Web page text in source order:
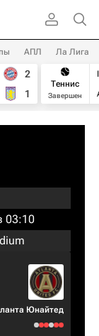
АПЛ Ла Лига
2
1
Теннис
Завершен
03:10
Юнайтед